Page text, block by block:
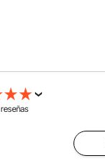
reseñas